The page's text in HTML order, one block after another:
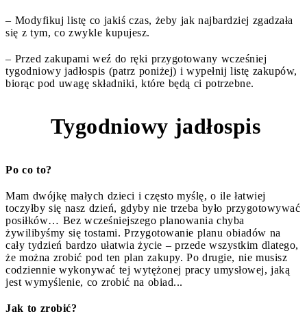
– Modyfikuj listę co jakiś czas, żeby jak najbardziej zgadzała
się z tym, co zwykle kupujesz.
– Przed zakupami weź do ręki przygotowany wcześniej
tygodniowy jadłospis (patrz poniżej) i wypełnij listę zakupów,
biorąc pod uwagę składniki, które będą ci potrzebne.
Tygodniowy jadłospis
Po co to?
Mam dwójkę małych dzieci i często myślę, o ile łatwiej
toczyłby się nasz dzień, gdyby nie trzeba było przygotowywać
posiłków… Bez wcześniejszego planowania chyba
żywilibyśmy się tostami. Przygotowanie planu obiadów na
cały tydzień bardzo ułatwia życie – przede wszystkim dlatego,
że można zrobić pod ten plan zakupy. Po drugie, nie musisz
codziennie wykonywać tej wytężonej pracy umysłowej, jaką
jest wymyślenie, co zrobić na obiad...
Jak to zrobić?